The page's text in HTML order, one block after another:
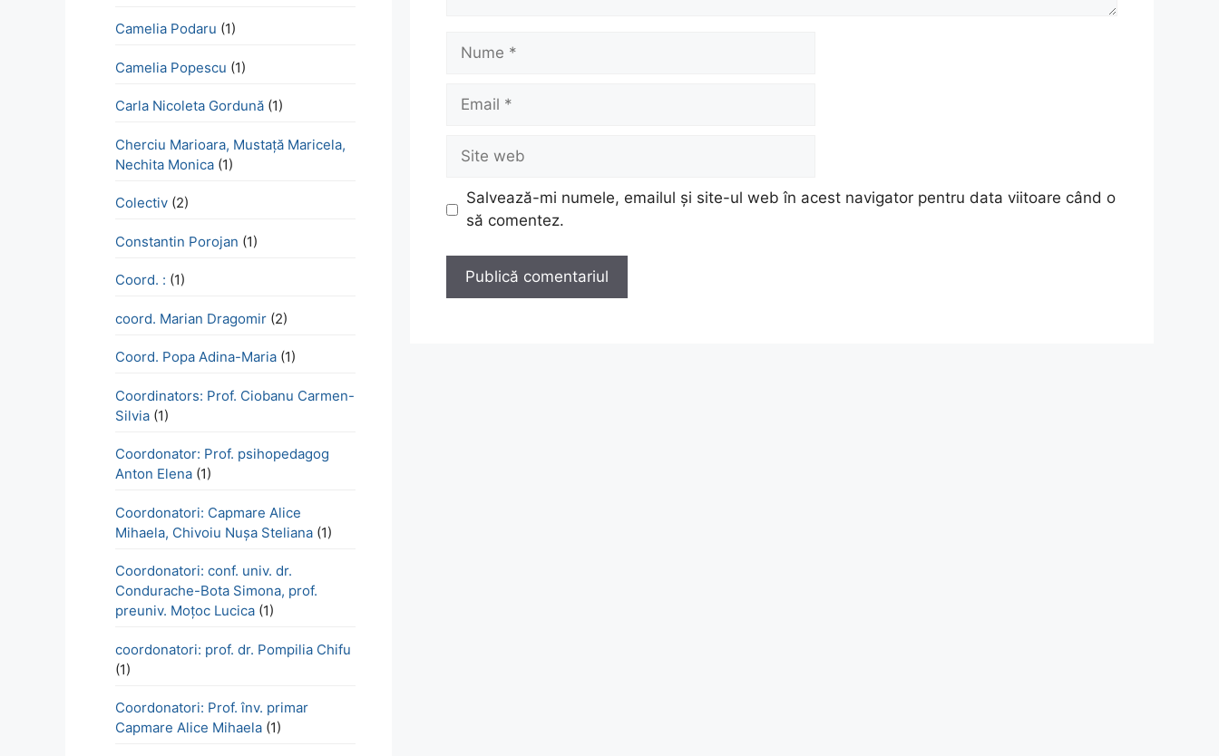
Nume
Email
Site
web
Salvează-mi numele, emailul și site-ul web în acest navigator pentru data viitoare când o
să comentez.
Camelia Podaru (1)
Camelia Popescu (1)
Carla Nicoleta Gordună (1)
Cherciu Marioara, Mustață Maricela,
Nechita Monica (1)
Colectiv (2)
Constantin Porojan (1)
Coord. : (1)
coord. Marian Dragomir (2)
Coord. Popa Adina-Maria (1)
Coordinators: Prof. Ciobanu Carmen-
Silvia (1)
Coordonator: Prof. psihopedagog
Anton Elena (1)
Coordonatori: Capmare Alice
Mihaela, Chivoiu Nușa Steliana (1)
Coordonatori: conf. univ. dr.
Condurache-Bota Simona, prof.
preuniv. Moțoc Lucica (1)
coordonatori: prof. dr. Pompilia Chifu
(1)
Coordonatori: Prof. înv. primar
Capmare Alice Mihaela (1)